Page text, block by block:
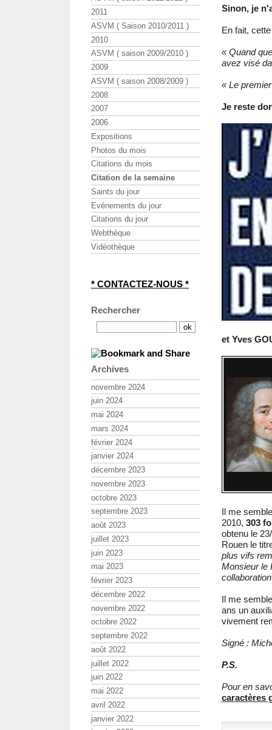
Sinon, je
En fait,
« Quand
avez visé
« Le
Je reste
et Yves
Il me
2010, 303
obtenu le
Rouen le
plus vifs
Monsieur le
Il me
ans un
vivement
Signé :
P.S.
Pour en
caractères
2011
ASVM ( Saison 2010/2011 )
2010
ASVM ( saison 2009/2010 )
2009
ASVM ( saison 2008/2009 )
2008
2007
2006
Expositions
Photos du mois
Citations du mois
Citation de la semaine
Saints du jour
Evénements du jour
Citations du jour
Webthèque
Vidéothèque
* CONTACTEZ-NOUS *
Rechercher
Archives
novembre 2024
juin 2024
mai 2024
mars 2024
février 2024
janvier 2024
décembre 2023
novembre 2023
octobre 2023
septembre 2023
août 2023
juillet 2023
juin 2023
mai 2023
février 2023
décembre 2022
novembre 2022
octobre 2022
septembre 2022
août 2022
juillet 2022
juin 2022
mai 2022
avril 2022
janvier 2022